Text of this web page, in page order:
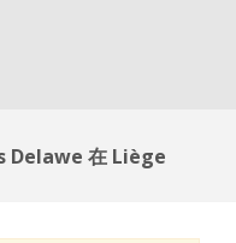
Delawe 在 Liège